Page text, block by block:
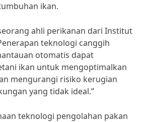
ikan.
ahli perikanan dari Institut
teknologi canggih
otomatis dapat
ikan untuk mengoptimalkan
mengurangi risiko kerugian
yang tidak ideal.”
teknologi pengolahan pakan